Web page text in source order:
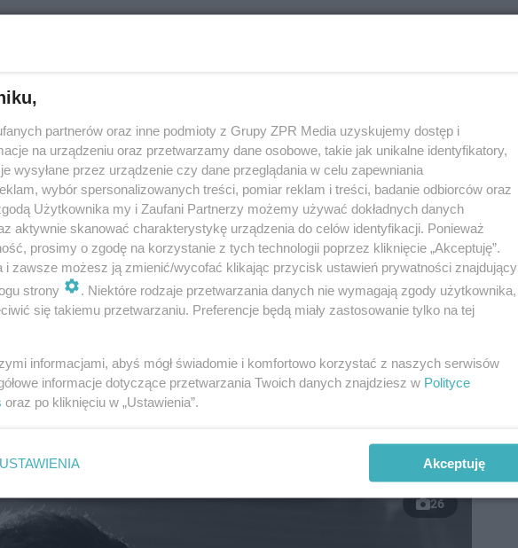
rozrywkę w różnej formie. Mężczyzna przez wiele lat
udział w programach talent show z gwiazdami. Krzysztof
oni śpiewają", które wygrał. Brał również udział w czwartej
osób kojarzy go także z jego działalności kabaretowej. W 1999
mogli podziwiać jego poczucie humoru i potrafił ich
Krzysztof Respondek zmarł w wieku 54 lat.
26
partnerów oraz inne podmioty z Grupy ZPR Media uzyskujemy dostęp i
na urządzeniu oraz przetwarzamy dane osobowe, takie jak unikalne identyfikatory,
wysyłane przez urządzenie czy dane przeglądania w celu zapewniania
wybór spersonalizowanych treści, pomiar reklam i treści, badanie odbiorców oraz
Użytkownika my i Zaufani Partnerzy możemy używać dokładnych danych
aktywnie skanować charakterystykę urządzenia do celów identyfikacji. Ponieważ
prosimy o zgodę na korzystanie z tych technologii poprzez kliknięcie „Akceptuję”.
i zawsze możesz ją zmienić/wycofać klikając przycisk ustawień prywatności znajdujący
strony
. Niektóre rodzaje przetwarzania danych nie wymagają zgody użytkownika,
się takiemu przetwarzaniu. Preferencje będą miały zastosowanie tylko na tej
informacjami, abyś mógł świadomie i komfortowo korzystać z naszych serwisów
informacje dotyczące przetwarzania Twoich danych znajdziesz w Polityce
oraz po kliknięciu w „Ustawienia”.
USTAWIENIA Akceptuję